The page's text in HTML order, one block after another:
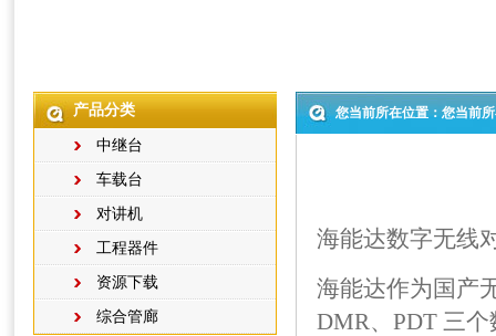
产品分类
中继台
车载台
对讲机
工程器件
资源下载
综合管廊
您当前所在位置：您当前
海能达数字无线
海能达作为国产
DMR、PDT 三